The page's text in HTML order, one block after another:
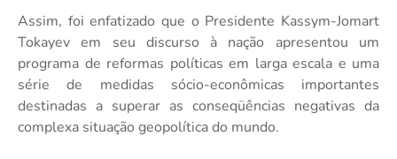
Assim, foi enfatizado que o Presidente Kassym-Jomart
Tokayev em seu discurso à nação apresentou um
programa de reformas políticas em larga escala e uma
série de medidas sócio-econômicas importantes
destinadas a superar as conseqüências negativas da
complexa situação geopolítica do mundo.